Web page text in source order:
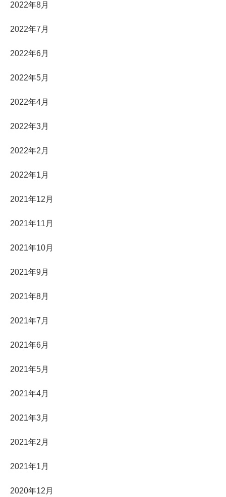
2022年8月
2022年7月
2022年6月
2022年5月
2022年4月
2022年3月
2022年2月
2022年1月
2021年12月
2021年11月
2021年10月
2021年9月
2021年8月
2021年7月
2021年6月
2021年5月
2021年4月
2021年3月
2021年2月
2021年1月
2020年12月